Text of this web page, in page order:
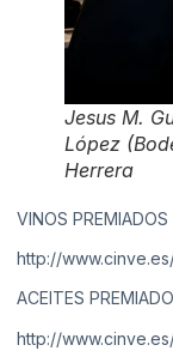
Jesus M.
López
Herrera
VINOS PREMIADOS
http://
ACEITES
http://